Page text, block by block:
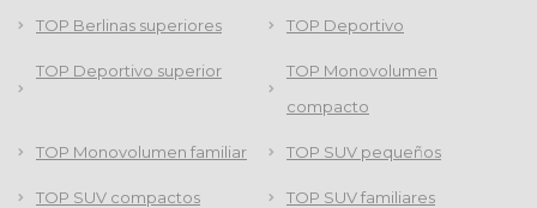
TOP Berlinas superiores TOP Deportivo
TOP Deportivo superior
TOP Monovolumen
compacto
TOP Monovolumen familiar TOP SUV pequeños
TOP SUV compactos TOP SUV familiares